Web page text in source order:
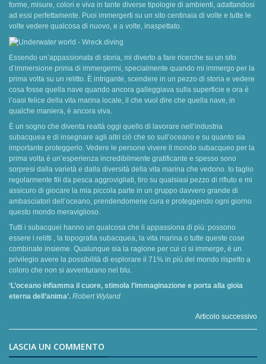
forme, misure, colori e viva in tante diverse tipologie di ambienti, adattandosi
ad essi perfettamente. Puoi immergerti su un sito centinaia di volte e tutte le
volte vedere qualcosa di nuovo, e a volte, inaspettato.
Essendo un’appassionata di storia, mi diverto a fare ricerche su un sito
d’immersione prima di immergermi, specialmente quando mi immergo per la
prima volta su un relitto. È intrigante, scendere in un pezzo di storia e vedere
cosa fosse quella nave quando ancora galleggiava sulla superficie e ora è
l’oasi felice della vita marina locale, il che vuol dire che quella nave, in
qualche maniera, è ancora viva.
È un sogno che diventa realtà oggi quello di lavorare nell’industria
subacquea e di insegnare agli altri ciò che so sull’oceano e su quanto sia
importante proteggerlo. Vedere le persone vivere il mondo subacqueo per la
prima volta è un’esperienza incredibilmente gratificante e spesso sono
sorpresi dalla varietà e dalla diversità della vita marina che vedono. Io taglio
regolarmente fili da pesca aggrovigliati, tiro su qualsiasi pezzo di rifiuto e mi
assicuro di giocare la mia piccola parte in un gruppo davvero grande di
ambasciatori dell’oceano, prendendomene cura e proteggendo ogni giorno
questo mondo meraviglioso.
Tutti i subacquei hanno un qualcosa che li appassiona di più: possono
essere i relitti , la topografia subacquea, la vita marina o tutte queste cose
combinate insieme. Qualunque sia la ragione per cui ci si immerge, è un
privilegio avere la possibilità di esplorare il 71% in più del mondo rispetto a
coloro che non si avventurano nel blu.
‘L’oceano infiamma il cuore, stimola l’immaginazione e porta alla gioia
eterna dell’anima’. Robert Wyland
Articolo successivo
LASCIA UN COMMENTO